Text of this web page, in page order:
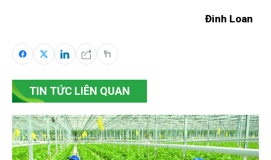
Đinh Loan
TIN TỨC LIÊN QUAN